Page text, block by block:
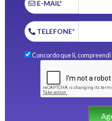
E-MAIL*
TELEFONE*
Concordo que li, compreendi